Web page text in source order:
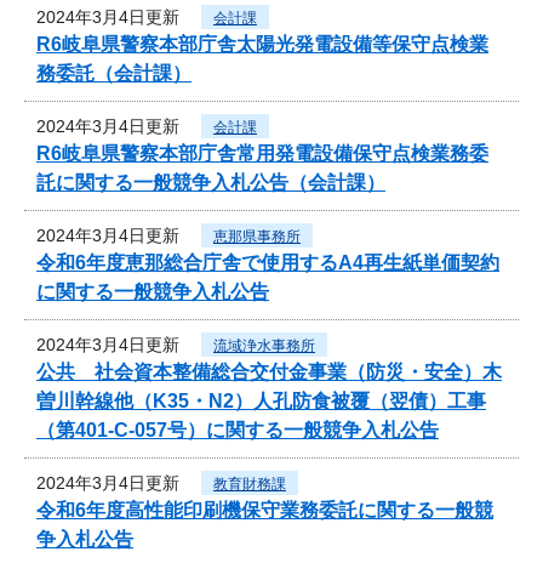
2024年3月4日更新 会計課
R6岐阜県警察本部庁舎太陽光発電設備等保守点検業
務委託（会計課）
2024年3月4日更新 会計課
R6岐阜県警察本部庁舎常用発電設備保守点検業務委
託に関する一般競争入札公告（会計課）
2024年3月4日更新 恵那県事務所
令和6年度恵那総合庁舎で使用するA4再生紙単価契約
に関する一般競争入札公告
2024年3月4日更新 流域浄水事務所
公共 社会資本整備総合交付金事業（防災・安全）木
曽川幹線他（K35・N2）人孔防食被覆（翌債）工事
（第401-C-057号）に関する一般競争入札公告
2024年3月4日更新 教育財務課
令和6年度高性能印刷機保守業務委託に関する一般競
争入札公告